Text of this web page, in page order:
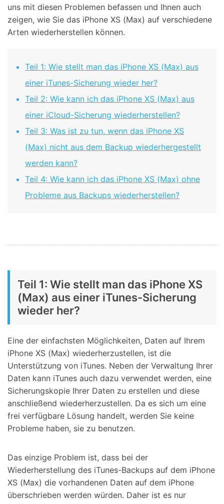
uns mit diesen Problemen befassen und Ihnen auch
zeigen, wie Sie das iPhone XS (Max) auf verschiedene
Arten wiederherstellen können.
Teil 1: Wie stellt man das iPhone XS (Max) aus
einer iTunes-Sicherung wieder her?
Teil 2: Wie kann ich das iPhone XS (Max) aus
einer iCloud-Sicherung wiederherstellen?
Teil 3: Was ist zu tun, wenn das iPhone XS
(Max) nicht aus dem Backup wiederhergestellt
werden kann?
Teil 4: Wie kann ich das iPhone XS (Max) ohne
Probleme aus Backups wiederherstellen?
Teil 1: Wie stellt man das iPhone XS
(Max) aus einer iTunes-Sicherung
wieder her?
Eine der einfachsten Möglichkeiten, Daten auf Ihrem
iPhone XS (Max) wiederherzustellen, ist die
Unterstützung von iTunes. Neben der Verwaltung Ihrer
Daten kann iTunes auch dazu verwendet werden, eine
Sicherungskopie Ihrer Daten zu erstellen und diese
anschließend wiederherzustellen. Da es sich um eine
frei verfügbare Lösung handelt, werden Sie keine
Probleme haben, sie zu benutzen.
Das einzige Problem ist, dass bei der
Wiederherstellung des iTunes-Backups auf dem iPhone
XS (Max) die vorhandenen Daten auf dem iPhone
überschrieben werden würden. Daher ist es nur